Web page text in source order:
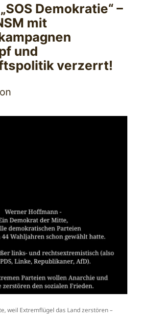
Demokratie“ –
mit
und
verzerrt!
weil Extremflügel das Land zerstören –